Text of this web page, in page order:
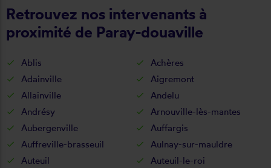
Retrouvez nos intervenants à
proximité de Paray-douaville
Ablis
Achères
Adainville
Aigremont
Allainville
Andelu
Andrésy
Arnouville-lès-mantes
Aubergenville
Auffargis
Auffreville-brasseuil
Aulnay-sur-mauldre
Auteuil
Auteuil-le-roi